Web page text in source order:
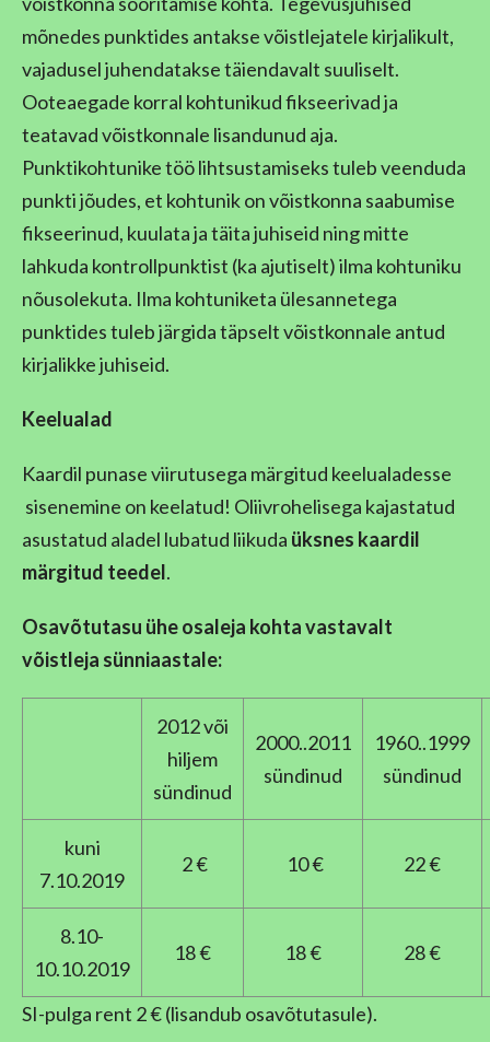
mõnedes punktides antakse võistlejatele kirjalikult,
vajadusel juhendatakse täiendavalt suuliselt.
Ooteaegade korral kohtunikud fikseerivad ja
teatavad võistkonnale lisandunud aja.
Punktikohtunike töö lihtsustamiseks tuleb veenduda
punkti jõudes, et kohtunik on võistkonna saabumise
fikseerinud, kuulata ja täita juhiseid ning mitte
lahkuda kontrollpunktist (ka ajutiselt) ilma kohtuniku
nõusolekuta. Ilma kohtuniketa ülesannetega
punktides tuleb järgida täpselt võistkonnale antud
kirjalikke juhiseid.
Keelualad
Kaardil punase viirutusega märgitud keelualadesse
sisenemine on keelatud! Oliivrohelisega kajastatud
asustatud aladel lubatud liikuda üksnes kaardil
märgitud teedel.
Osavõtutasu ühe osaleja kohta vastavalt
võistleja sünniaastale:
2012 või
hiljem
sündinud
2000..2011
sündinud
1960..1999
sündinud
kuni
7.10.2019
2 € 10 € 22 €
8.10-
10.10.2019
18 € 18 € 28 €
SI-pulga rent 2 € (lisandub osavõtutasule).